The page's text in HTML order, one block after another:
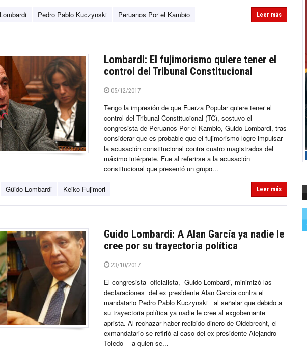
Pedro Pablo Kuczynski Peruanos Por el Kambio Leer más
Lombardi: El fujimorismo quiere tener el
control del Tribunal Constitucional
05/12/2017
Tengo la impresión de que Fuerza Popular quiere tener el
control del Tribunal Constitucional (TC), sostuvo el
congresista de Peruanos Por el Kambio, Guido Lombardi, tras
considerar que es probable que el fujimorismo logre impulsar
la acusación constitucional contra cuatro magistrados del
máximo intérprete. Fue al referirse a la acusación
constitucional que presentó un grupo...
Güido Lombardi Keiko Fujimori Leer más
Guido Lombardi: A Alan García ya nadie le
cree por su trayectoria política
23/10/2017
El congresista oficialista, Guido Lombardi, minimizó las
declaraciones del ex presidente Alan García contra el
mandatario Pedro Pablo Kuczynski al señalar que debido a
su trayectoria política ya nadie le cree al exgobernante
aprista. Al rechazar haber recibido dinero de Oldebrecht, el
exmandatario se refirió al caso del ex presidente Alejandro
Toledo —a quien se...